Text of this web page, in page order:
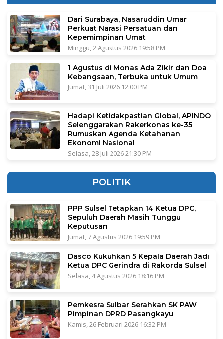
Dari Surabaya, Nasaruddin Umar
Perkuat Narasi Persatuan dan
Kepemimpinan Umat
Minggu, 2 Agustus 2026 19:58 PM
1 Agustus di Monas Ada Zikir dan Doa
Kebangsaan, Terbuka untuk Umum
Jumat, 31 Juli 2026 12:00 PM
Hadapi Ketidakpastian Global, APINDO
Selenggarakan Rakerkonas ke-35
Rumuskan Agenda Ketahanan
Ekonomi Nasional
Selasa, 28 Juli 2026 21:30 PM
POLITIK
PPP Sulsel Tetapkan 14 Ketua DPC,
Sepuluh Daerah Masih Tunggu
Keputusan
Jumat, 7 Agustus 2026 19:59 PM
Dasco Kukuhkan 5 Kepala Daerah Jadi
Ketua DPC Gerindra di Rakorda Sulsel
Selasa, 4 Agustus 2026 18:16 PM
Pemkesra Sulbar Serahkan SK PAW
Pimpinan DPRD Pasangkayu
Kamis, 26 Februari 2026 16:32 PM